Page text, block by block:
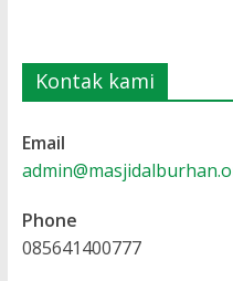
Kontak kami
Email
Phone
085641400777